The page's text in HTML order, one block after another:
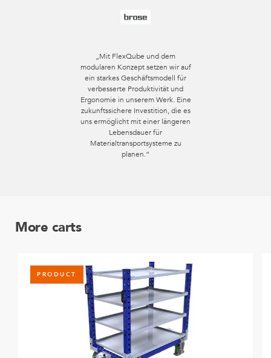
„Mit FlexQube und dem
modularen Konzept setzen wir auf
ein starkes Geschäftsmodell für
verbesserte Produktivität und
Ergonomie in unserem Werk. Eine
zukunftssichere Investition, die es
uns ermöglicht mit einer längeren
Lebensdauer für
Materialtransportsysteme zu
planen.“
More carts
PRODUCT